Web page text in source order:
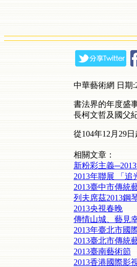
中華藝術網 日期
書法界的年度盛
長柯文哲及國父
從104年12月29
相關文章：
新粉彩主義
2013年聯展 「追
2013臺中市傳統
列夫席茲2013鋼
2013央視春晚
傳情山城、藝見
2013年臺北市國
2013臺北市傳統
2013臺南藝術節
2013香港國際影